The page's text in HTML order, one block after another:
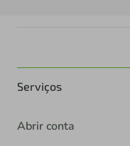
Serviços
Abrir conta